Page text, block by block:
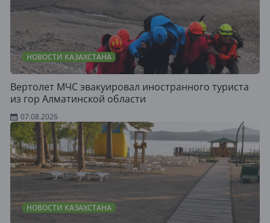
НОВОСТИ КАЗАХСТАНА
Вертолет МЧС эвакуировал иностранного туриста
из гор Алматинской области
07.08.2026
НОВОСТИ КАЗАХСТАНА